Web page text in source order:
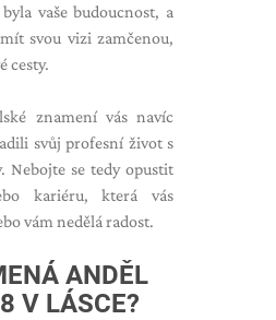
vaše budoucnost, a
svou vizi zamčenou,
cesty.
znamení vás navíc
svůj profesní život s
Nebojte se tedy opustit
kariéru, která vás
vám nedělá radost.
ANDĚL
V LÁSCE?